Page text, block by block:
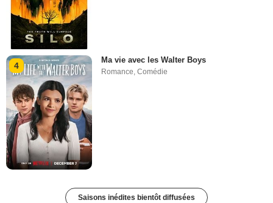
4
Ma vie avec les Walter Boys
Romance,Comédie
Saisons inédites bientôt diffusées